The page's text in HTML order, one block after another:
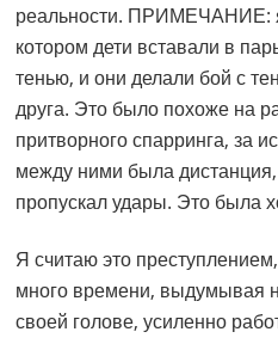
реальности. ПРИМЕЧАНИЕ:
котором дети вставали в
тенью, и они делали бой с
друга. Это было похоже на
притворного спарринга, за
между ними была дистанция,
пропускал удары. Это была
Я считаю это
много времени, выдумывая
своей голове, усиленно